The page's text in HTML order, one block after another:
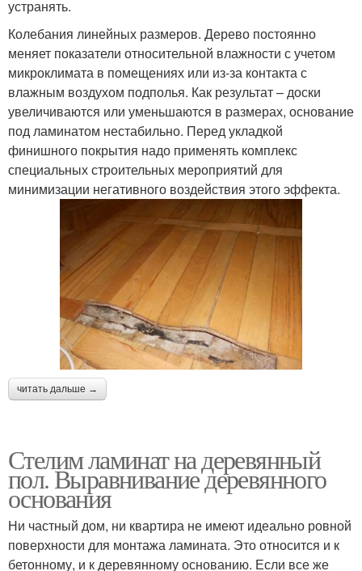
устранять.
Колебания линейных размеров. Дерево постоянно
меняет показатели относительной влажности с учетом
микроклимата в помещениях или из-за контакта с
влажным воздухом подполья. Как результат – доски
увеличиваются или уменьшаются в размерах, основание
под ламинатом нестабильно. Перед укладкой
финишного покрытия надо применять комплекс
специальных строительных мероприятий для
минимизации негативного воздействия этого эффекта.
читать дальше →
Стелим ламинат на деревянный
пол. Выравнивание деревянного
основания
Ни частный дом, ни квартира не имеют идеально ровной
поверхности для монтажа ламината. Это относится и к
бетонному, и к деревянному основанию. Если все же